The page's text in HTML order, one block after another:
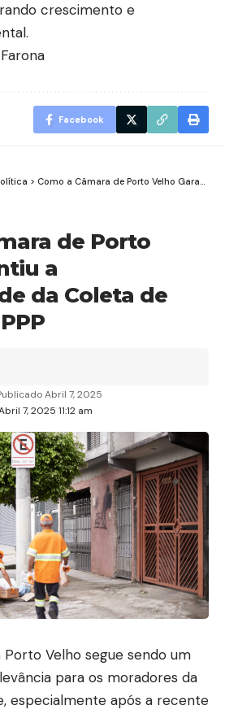
crescimento e
Facebook
> Como a Câmara de Porto Velho Garantiu a Continuidade da Coleta de Lixo com a PPP
de Porto
a
da Coleta de
7, 2025 11:12 am
Abril 7, 2025
Velho segue sendo um
para os moradores da
especialmente após a recente